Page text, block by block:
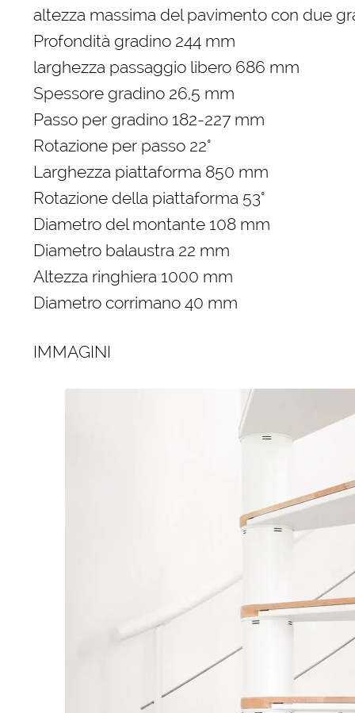
altezza massima del pavimento con due
Profondità gradino 244 mm
larghezza passaggio libero 686 mm
Spessore gradino 26,5 mm
Passo per gradino 182-227 mm
Rotazione per passo 22°
Larghezza piattaforma 850 mm
Rotazione della piattaforma 53°
Diametro del montante 108 mm
Diametro balaustra 22 mm
Altezza ringhiera 1000 mm
Diametro corrimano 40 mm
IMMAGINI